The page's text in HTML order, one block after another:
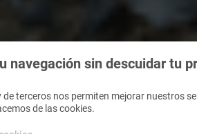
navegación sin descuidar tu
terceros nos permiten mejorar nuestros
de las cookies.